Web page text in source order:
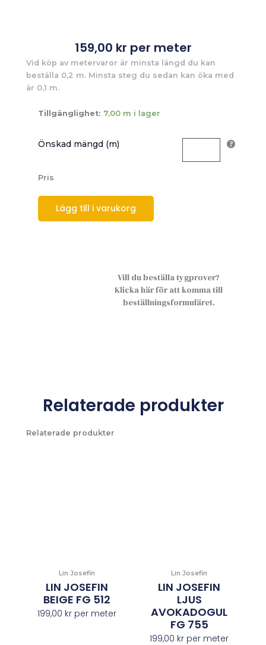
159,00 kr per meter
Vid köp av metervaror är minsta längd du kan
beställa 0,2 m. Minsta steg du sedan kan öka med
är 0,1 m.
Tillgänglighet: 7,00 m i lager
Önskad mängd (m)
Pris
Lägg till i varukorg
Vill du beställa tygprover?
Klicka här för att komma till
beställningsformuläret.
Relaterade produkter
Relaterade produkter
Lin Josefin
LIN JOSEFIN
BEIGE FG 512
199,00 krper meter
Lin Josefin
LIN JOSEFIN
LJUS
AVOKADOGUL
FG 755
199,00 kr per meter